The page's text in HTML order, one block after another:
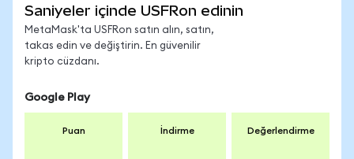
Saniyeler içinde USFRon edinin
MetaMask'ta USFRon satın alın, satın,
takas edin ve değiştirin. En güvenilir
kripto cüzdanı.
Google Play
Puan İndirme Değerlendirme